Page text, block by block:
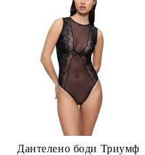
Дантелено боди Триумф